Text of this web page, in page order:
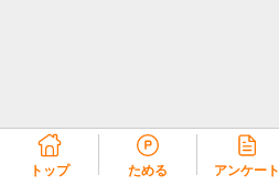
トップ ためる アンケート